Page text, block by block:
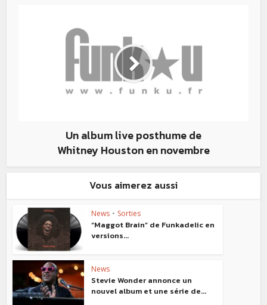
Un album live posthume de
Whitney Houston en novembre
Vous aimerez aussi
News • Sorties
“Maggot Brain” de Funkadelic en
versions...
News
Stevie Wonder annonce un
nouvel album et une série de...